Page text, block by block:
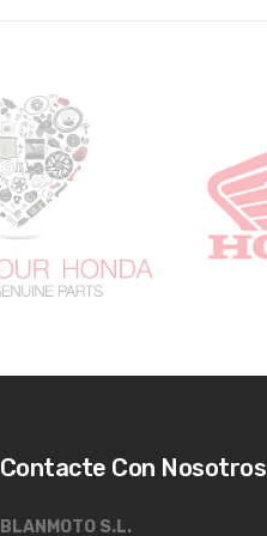
Contacte Con Nosotros
BLANMOTO S.L.